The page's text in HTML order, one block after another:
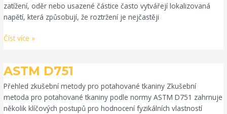
zatížení, oděr nebo usazené částice často vytvářejí lokalizovaná
napětí, která způsobují, že roztržení je nejčastěji
Číst více »
ASTM D751
Přehled zkušební metody pro potahované tkaniny Zkušební
metoda pro potahované tkaniny podle normy ASTM D751 zahrnuje
několik klíčových postupů pro hodnocení fyzikálních vlastností
ASTM